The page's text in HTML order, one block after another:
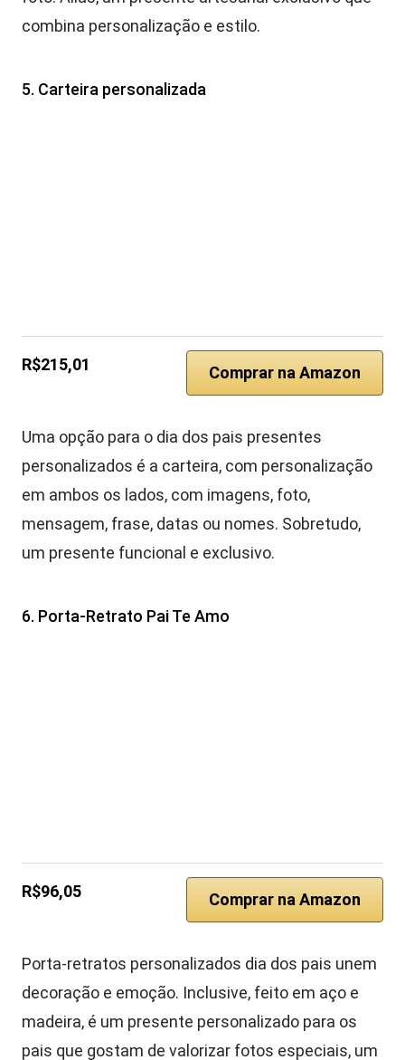
combina personalização e estilo.
5. Carteira personalizada
R$215,01 Comprar na Amazon
Uma opção para o dia dos pais presentes
personalizados é a carteira, com personalização
em ambos os lados, com imagens, foto,
mensagem, frase, datas ou nomes. Sobretudo,
um presente funcional e exclusivo.
6. Porta-Retrato Pai Te Amo
R$96,05 Comprar na Amazon
Porta-retratos personalizados dia dos pais unem
decoração e emoção. Inclusive, feito em aço e
madeira, é um presente personalizado para os
pais que gostam de valorizar fotos especiais, um